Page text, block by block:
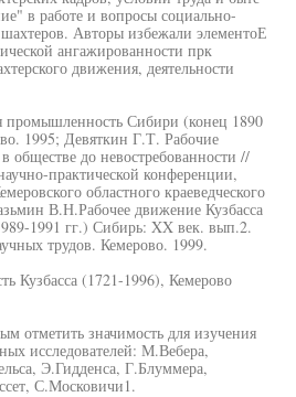
в работе и вопросы социально-
Авторы избежали элементоЕ
ангажированности прк
движения, деятельности
промышленность Сибири (конец 1890
1995; Девяткин Г.Т. Рабочие
обществе до невостребованности //
практической конференции,
областного краеведческого
В.Н.Рабочее движение Кузбасса
1991 гг.) Сибирь: XX век. вып.2.
трудов. Кемерово. 1999.
Кузбасса (1721-1996), Кемерово
отметить значимость для изучения
исследователей: М.Вебера,
Э.Гидденса, Г.Блуммера,
С.Московичи1.